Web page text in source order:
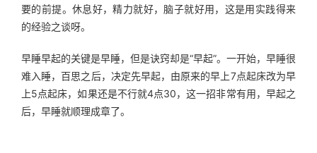
要的前提。休息好，精力就好，脑子就好用，这是用实践得来
的经验之谈呀。
早睡早起的关键是早睡，但是诀窍却是“早起”。一开始，早睡很
难入睡，百思之后，决定先早起，由原来的早上7点起床改为早
上5点起床，如果还是不行就4点30，这一招非常有用，早起之
后，早睡就顺理成章了。